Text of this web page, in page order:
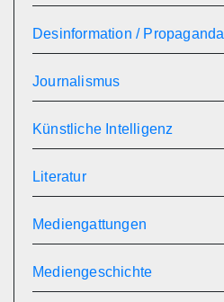
Desinformation / Propaganda
Journalismus
Künstliche Intelligenz
Literatur
Mediengattungen
Mediengeschichte